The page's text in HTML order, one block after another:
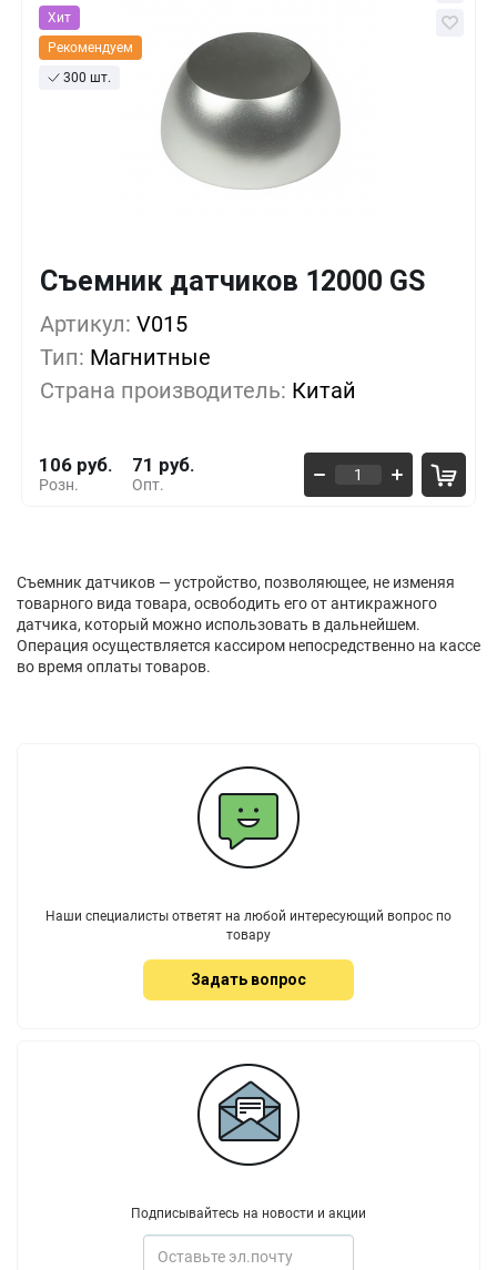
Хит
Рекомендуем
300 шт.
Съемник датчиков 12000 GS
Артикул: V015
Тип: Магнитные
Страна производитель: Китай
Розн.
106 руб.
Опт.
71 руб.
Кол-во Выгода За 1 шт.
1+ 0%
10+ -8%
50+ -26%
Съемник датчиков — устройство, позволяющее, не изменяя
товарного вида товара, освободить его от антикражного
датчика, который можно использовать в дальнейшем.
Операция осуществляется кассиром непосредственно на кассе
во время оплаты товаров.
Наши специалисты ответят на любой интересующий вопрос по
товару
Задать вопрос
Подписывайтесь на новости и акции